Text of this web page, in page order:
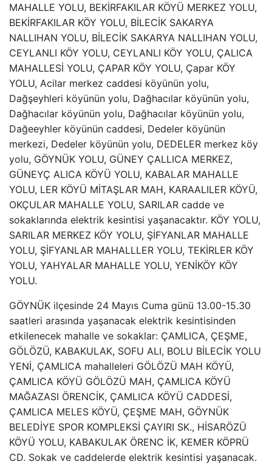
MAHALLE YOLU, BEKİRFAKILAR KÖYÜ MERKEZ YOLU,
BEKİRFAKILAR KÖY YOLU, BİLECİK SAKARYA
NALLIHAN YOLU, BİLECİK SAKARYA NALLIHAN YOLU,
CEYLANLI KÖY YOLU, CEYLANLI KÖY YOLU, ÇALICA
MAHALLESİ YOLU, ÇAPAR KÖY YOLU, Çapar KÖY
YOLU, Acilar merkez caddesi köyünün yolu,
Dağşeyhleri ​​köyünün yolu, Dağhacılar köyünün yolu,
Dağhacılar köyünün yolu, Dağhacılar köyünün yolu,
Dağeeyhler köyünün caddesi, Dedeler köyünün
merkezi, Dedeler köyünün yolu, DEDELER merkez köy
yolu, GÖYNÜK YOLU, GÜNEY ÇALLICA MERKEZ,
GÜNEYÇ ALICA KÖYÜ YOLU, KABALAR MAHALLE
YOLU, LER KÖYÜ MİTAŞLAR MAH, KARAALILER KÖYÜ,
OKÇULAR MAHALLE YOLU, SARILAR cadde ve
sokaklarında elektrik kesintisi yaşanacaktır. KÖY YOLU,
SARILAR MERKEZ KÖY YOLU, ŞİFYANLAR MAHALLE
YOLU, ŞİFYANLAR MAHALLLER YOLU, TEKİRLER KÖY
YOLU, YAHYALAR MAHALLE YOLU, YENİKÖY KÖY
YOLU.
GÖYNÜK ilçesinde 24 Mayıs Cuma günü 13.00-15.30
saatleri arasında yaşanacak elektrik kesintisinden
etkilenecek mahalle ve sokaklar: ÇAMLICA, ÇEŞME,
GÖLÖZÜ, KABAKULAK, SOFU ALI, BOLU BİLECİK YOLU
YENİ, ÇAMLICA mahalleleri GÖLÖZÜ MAH KÖYÜ,
ÇAMLICA KÖYÜ GÖLÖZÜ MAH, ÇAMLICA KÖYÜ
MAĞAZASI ÖRENCİK, ÇAMLICA KÖYÜ CADDESİ,
ÇAMLICA MELES KÖYÜ, ÇEŞME MAH, GÖYNÜK
BELEDİYE SPOR KOMPLEKSİ ÇAYIRI SK., HİSARÖZÜ
KÖYÜ YOLU, KABAKULAK ÖRENC İK, KEMER KÖPRÜ
CD. Sokak ve caddelerde elektrik kesintisi yaşanacak.